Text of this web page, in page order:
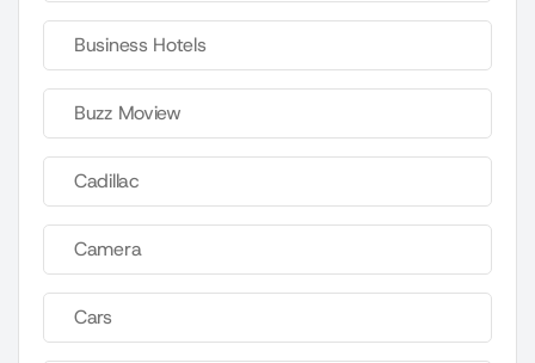
Business Hotels
Buzz Moview
Cadillac
Camera
Cars